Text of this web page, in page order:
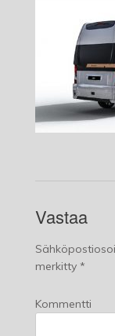
Vastaa
merkitty *
Kommentti